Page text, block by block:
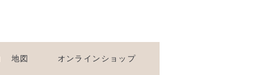
地図 オンラインショップ